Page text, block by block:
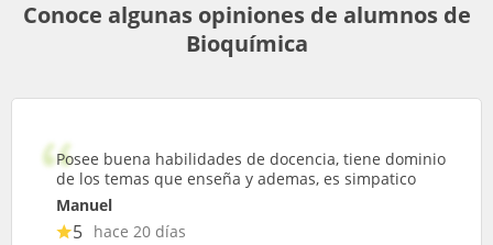
Conoce algunas opiniones de alumnos de
Bioquímica
Posee buena habilidades de docencia, tiene dominio
de los temas que enseña y ademas, es simpatico
Manuel
5 hace 20 días